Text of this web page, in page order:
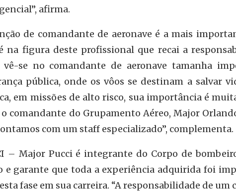
afirma.
de comandante de aeronave é a mais
na figura deste profissional que recai a
vê-se no comandante de aeronave tamanha
pública, onde os vôos se destinam a salvar
em missões de alto risco, sua importância é
o comandante do Grupamento Aéreo, Major
com um staff especializado”, complementa.
– Major Pucci é integrante do Corpo de
e garante que toda a experiência adquirida foi
fase em sua carreira. “A responsabilidade de um